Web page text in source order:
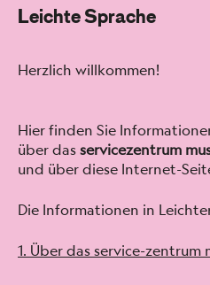
Leichte Sprache
Her­zlich willkom­men!
Hier find­en Sie
über dasser­vicezen­trum
und über diese Inter­net-
Die Infor­ma­tio­nen in
1. Über das ser­vice-zen­trum